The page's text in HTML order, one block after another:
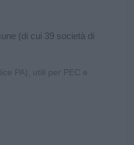
(di cui 39 società di
PA), utili per PEC e